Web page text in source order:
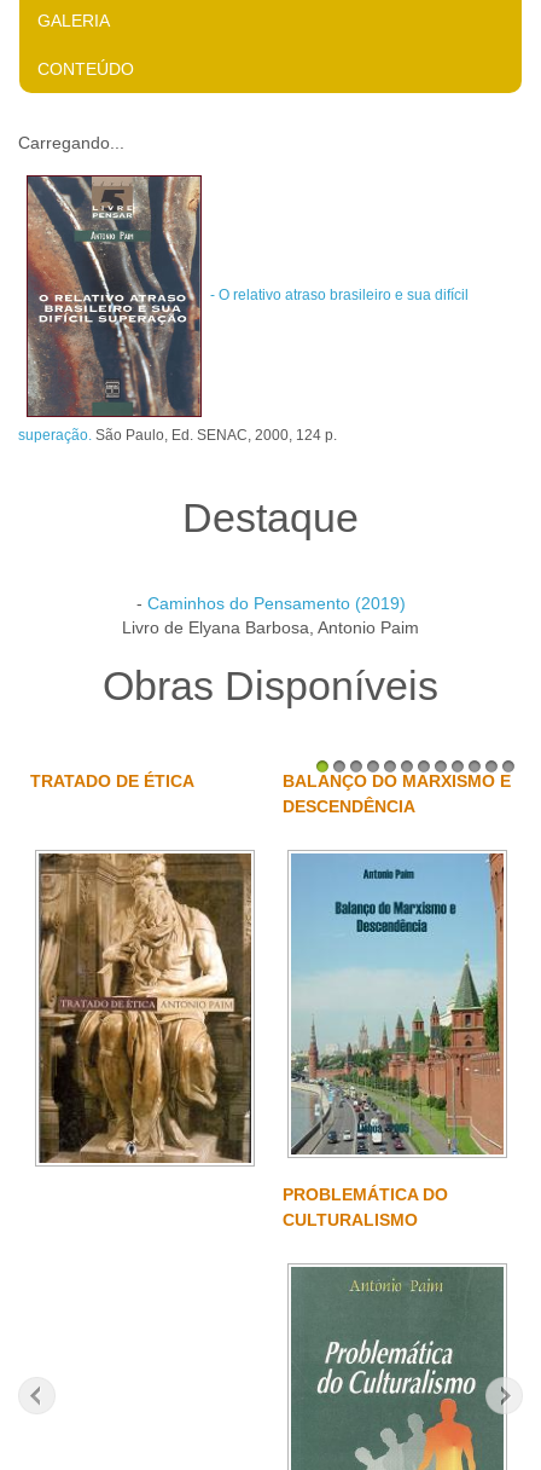
GALERIA
CONTEÚDO
Carregando...
- O relativo atraso brasileiro e sua difícil
superação. São Paulo, Ed. SENAC, 2000, 124 p.
Destaque
- Caminhos do Pensamento (2019)
Livro de Elyana Barbosa, Antonio Paim
Obras Disponíveis
1 2 3 4 5 6 7 8 9 101112
TRATADO DE ÉTICA
BALANÇO DO MARXISMO E
DESCENDÊNCIA
PROBLEMÁTICA DO
CULTURALISMO